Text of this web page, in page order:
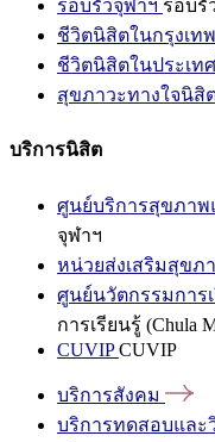
รอบรั้วจุฬาฯ รอบรั้
ชีวิตนิสิตในกรุงเท
ชีวิตนิสิตในประเท
สุขภาวะทางใจนิสิ
บริการนิสิต
ศูนย์บริการสุขภาพ
จุฬาฯ
หน่วยส่งเสริมสุขภ
ศูนย์นวัตกรรมการเ
การเรียนรู้ (Chula
CUVIPCUVIP
บริการสังคม
บริการทดสอบและ